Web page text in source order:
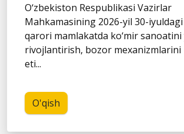
O‘zbekiston Respublikasi Vazirlar
Mahkamasining 2026-yil 30-
qarori mamlakatda ko‘mir sanoatini
rivojlantirish, bozor
eti...
O'qish